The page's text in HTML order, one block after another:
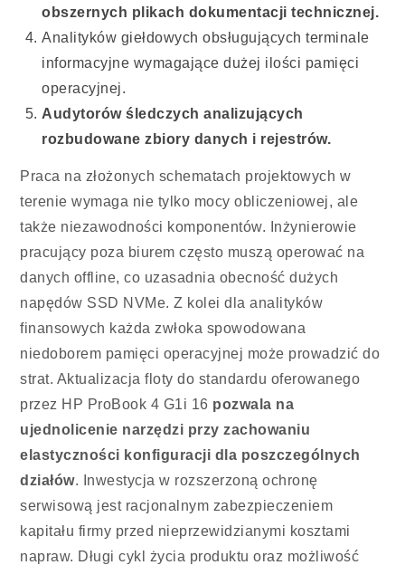
obszernych plikach dokumentacji technicznej.
Analityków giełdowych obsługujących terminale
informacyjne wymagające dużej ilości pamięci
operacyjnej.
Audytorów śledczych analizujących
rozbudowane zbiory danych i rejestrów.
Praca na złożonych schematach projektowych w
terenie wymaga nie tylko mocy obliczeniowej, ale
także niezawodności komponentów. Inżynierowie
pracujący poza biurem często muszą operować na
danych offline, co uzasadnia obecność dużych
napędów SSD NVMe. Z kolei dla analityków
finansowych każda zwłoka spowodowana
niedoborem pamięci operacyjnej może prowadzić do
strat. Aktualizacja floty do standardu oferowanego
przez HP ProBook 4 G1i 16 pozwala na
ujednolicenie narzędzi przy zachowaniu
elastyczności konfiguracji dla poszczególnych
działów. Inwestycja w rozszerzoną ochronę
serwisową jest racjonalnym zabezpieczeniem
kapitału firmy przed nieprzewidzianymi kosztami
napraw. Długi cykl życia produktu oraz możliwość